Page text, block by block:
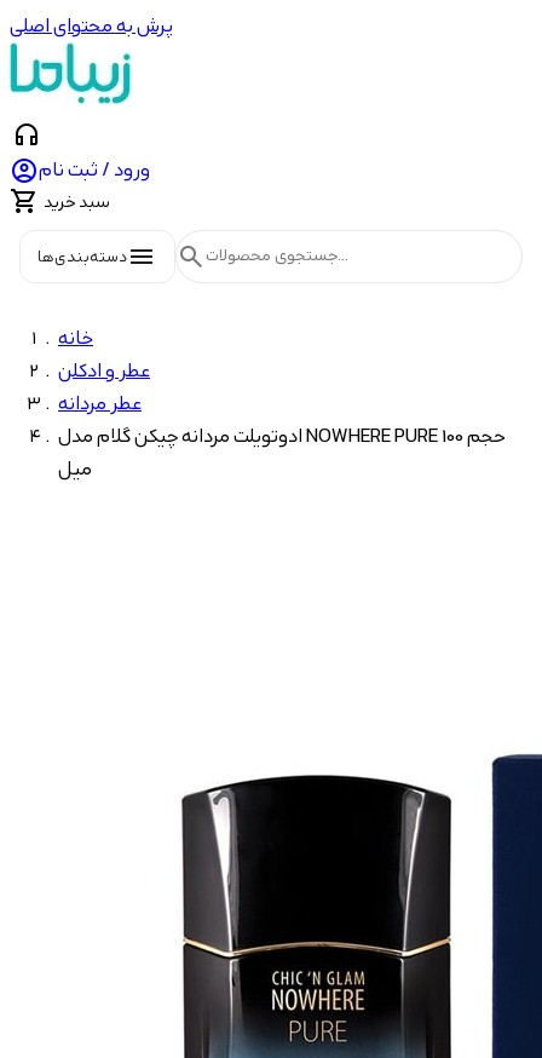
پرش به محتوای اصلی
headphones
ورود / ثبت نام
 سبد خرید
menuدسته‌بندی‌ها search
خانه
عطر و ادکلن
عطر مردانه
ادوتویلت مردانه چیکن گلام مدل NOWHERE PURE حجم 100
میل